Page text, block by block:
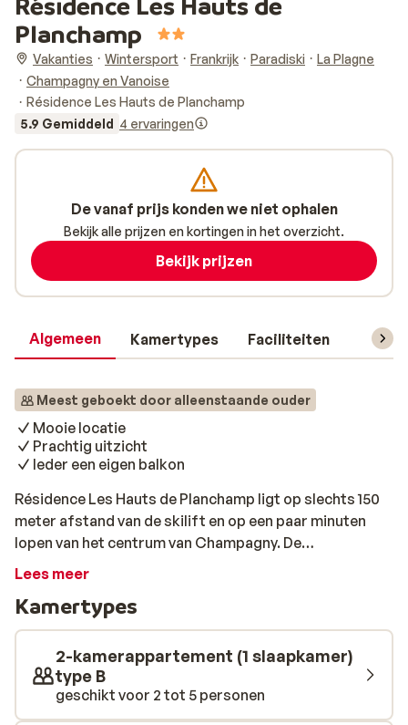
Planchamp
Vakanties Wintersport Frankrijk Paradiski
La Plagne
Champagny en Vanoise
Résidence Les Hauts de Planchamp
5.9 Gemiddeld 4 ervaringen
Algemeen Kamertypes Faciliteiten
Meest geboekt door alleenstaande ouder
Mooie locatie
Prachtig uitzicht
Ieder een eigen balkon
Résidence Les Hauts de Planchamp ligt op slechts 150
meter afstand van de skilift en op een paar minuten
lopen van het centrum van Champagny. De
verschillende appartementen zijn ingericht met
een balkon. Deze bevinden zich aan de zijkant van het
chalet en bieden een prachtig uitzicht over het dorp en
op de bergen. Résidence Les Hauts de Planchamp is een
geweldige optie!
Lees meer
Kamertypes
2-kamerappartement (1 slaapkamer)
type B
geschikt voor 2 tot 5 personen
De vanaf prijs konden we niet ophalen
Bekijk alle prijzen en kortingen in het overzicht.
Bekijk prijzen